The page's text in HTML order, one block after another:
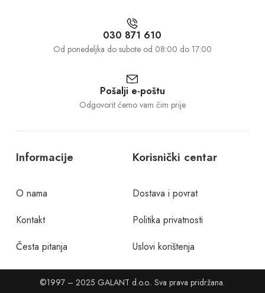
030 871 610
Od ponedeljka do subote od 08:00 do 17:00
Pošalji e-poštu
Odgovorit ćemo vam čim prije
Informacije
O nama
Kontakt
Česta pitanja
Korisnički centar
Dostava i povrat
Politika privatnosti
Uslovi korištenja
©1997 – 2025 GALANT d.o.o.. Sva prava pridržana.